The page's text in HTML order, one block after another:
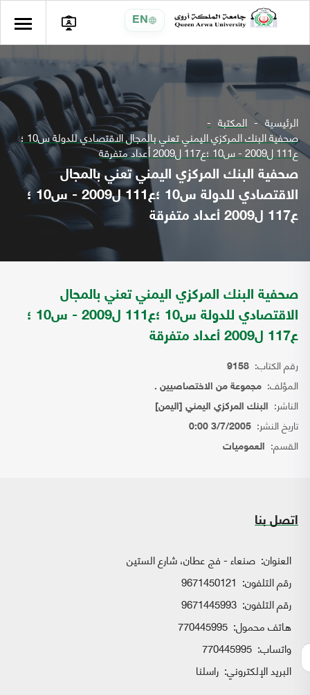
EN
الرئيسية المكتبة
صحفية البنك المركزي اليمني تعني بالمجال الاقتصادي للدولة س10 ؛
ع111 ل2009 - س10 ؛ع117 ل2009 أعداد متفرقة
صحفية البنك المركزي اليمني تعني بالمجال
الاقتصادي للدولة س10 ؛ع111 ل2009 - س10 ؛
ع117 ل2009 أعداد متفرقة
صحفية البنك المركزي اليمني تعني بالمجال
الاقتصادي للدولة س10 ؛ع111 ل2009 - س10 ؛
ع117 ل2009 أعداد متفرقة
رقم الكتاب: 9158
المؤلف: مجموعة من الاختصاصيين .
الناشر: البنك المركزي اليمني [اليمن]
تاريخ النشر: 3/7/2005 0:00
القسم: العموميات
اتصل بنا
العنوان: صنعاء - فج عطان، شارع الستين
رقم التلفون: 9671450121
رقم التلفون: 9671445993
هاتف محمول: 770445995
واتساب:
البريد الإلكتروني: راسلنا